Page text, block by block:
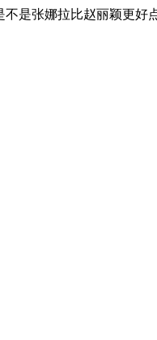
不是张娜拉比赵丽颖更好